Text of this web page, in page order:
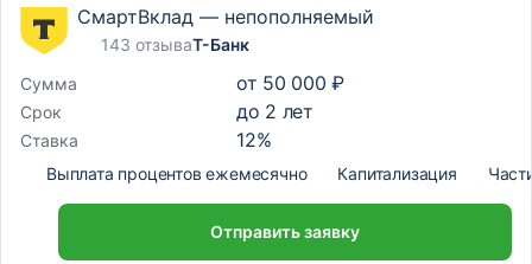
СмартВклад — непополняемый
143 отзываТ-Банк
Сумма
от 50 000 ₽
Срок до 2 лет
Ставка 12%
Выплата процентов ежемесячно Капитализация
Отправить заявку